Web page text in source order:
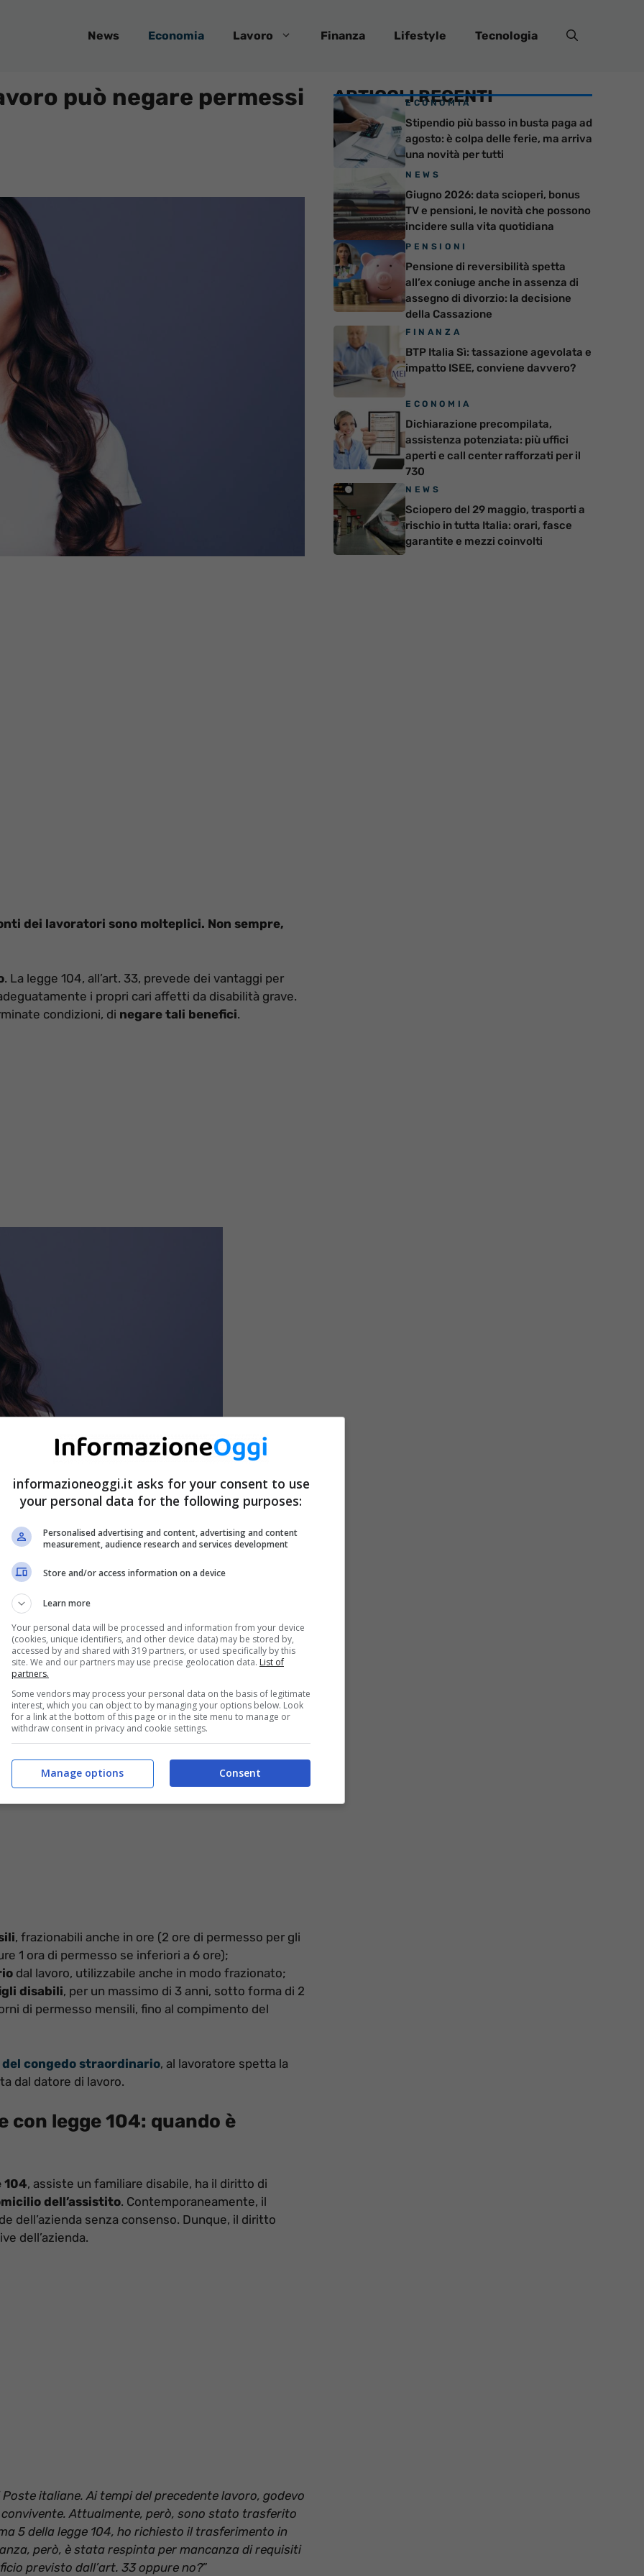
News Economia Lavoro Finanza Lifestyle Tecnologia
può negare permessi
dei lavoratori sono molteplici. Non sempre,
. La legge 104, all’art. 33, prevede dei vantaggi per
i propri cari affetti da disabilità grave.
condizioni, di negare tali benefici.
104?
ai familiari anziani o disabili, possono godere di
quadro per l’assistenza, l’integrazione sociale e
a sancire tale diritto.
lavoratori disabili, affinché svolgano cure e
:
, frazionabili anche in ore (2 ore di permesso per gli
1 ora di permesso se inferiori a 6 ore);
dal lavoro, utilizzabile anche in modo frazionato;
disabili, per un massimo di 3 anni, sotto forma di 2
di permesso mensili, fino al compimento del
congedo straordinario, al lavoratore spetta la
dal datore di lavoro.
legge 104: quando è
104, assiste un familiare disabile, ha il diritto di
dell’assistito. Contemporaneamente, il
dell’azienda senza consenso. Dunque, il diritto
dell’azienda.
italiane. Ai tempi del precedente lavoro, godevo
Attualmente, però, sono stato trasferito
5 della legge 104, ho richiesto il trasferimento in
però, è stata respinta per mancanza di requisiti
previsto dall’art. 33 oppure no?”
ARTICOLI RECENTI
ECONOMIA
Stipendio più basso in busta paga ad
agosto: è colpa delle ferie, ma arriva
una novità per tutti
NEWS
Giugno 2026: data scioperi, bonus
TV e pensioni, le novità che possono
incidere sulla vita quotidiana
PENSIONI
Pensione di reversibilità spetta
all’ex coniuge anche in assenza di
assegno di divorzio: la decisione
della Cassazione
FINANZA
BTP Italia Sì: tassazione agevolata e
impatto ISEE, conviene davvero?
ECONOMIA
Dichiarazione precompilata,
assistenza potenziata: più uffici
aperti e call center rafforzati per il
730
NEWS
Sciopero del 29 maggio, trasporti a
rischio in tutta Italia: orari, fasce
garantite e mezzi coinvolti
informazioneoggi.it asks for your consent to use
your personal data for the following purposes:
Personalised advertising and content, advertising and content
measurement, audience research and services development
Store and/or access information on a device
Learn more
Your personal data will be processed and information from your device
(cookies, unique identifiers, and other device data) may be stored by,
accessed by and shared with 319 partners, or used specifically by this
site. We and our partners may use precise geolocation data. List of
partners.
Some vendors may process your personal data on the basis of legitimate
interest, which you can object to by managing your options below. Look
for a link at the bottom of this page or in the site menu to manage or
withdraw consent in privacy and cookie settings.
Consent
Manage options